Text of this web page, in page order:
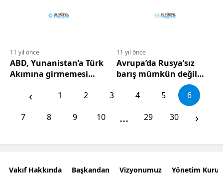
11 yıl önce
ABD, Yunanistan’a Türk
Akımına girmemesi
11 yıl önce
Avrupa’da Rusya’sız
barış mümkün değil…
‹ 1 2 3 4 5
6
7
8 9 10 ... 29 30 ›
Vakıf Hakkında Başkandan Vizyonumuz Yönetim